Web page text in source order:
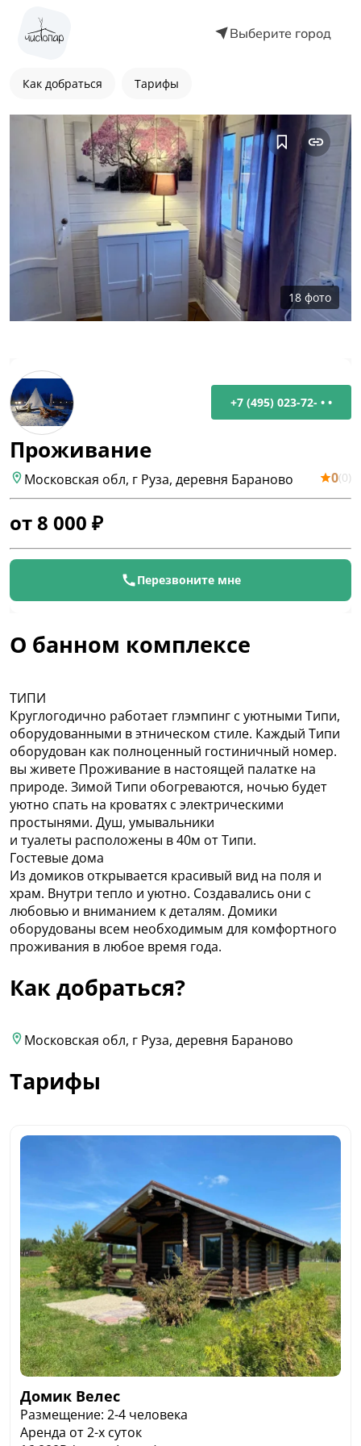
Выберите город
Как добраться Тарифы
18 фото
+7 (495) 023-72- • •
Проживание
Московская обл, г Руза, деревня Бараново 0(0)
от8 000 ₽
Перезвоните мне
О банном комплексе
ТИПИ
Круглогодично работает глэмпинг с уютными Типи,
оборудованными в этническом стиле. Каждый Типи
оборудован как полноценный гостиничный номер.
вы живете Проживание в настоящей палатке на
природе. Зимой Типи обогреваются, ночью будет
уютно спать на кроватях с электрическими
простынями. Душ, умывальники
и туалеты расположены в 40м от Типи.
Гостевые дома
Из домиков открывается красивый вид на поля и
храм. Внутри тепло и уютно. Создавались они с
любовью и вниманием к деталям. Домики
оборудованы всем необходимым для комфортного
проживания в любое время года.
Как добраться?
Московская обл, г Руза, деревня Бараново
Тарифы
Домик Велес
Размещение: 2-4 человека
Аренда от 2-х суток